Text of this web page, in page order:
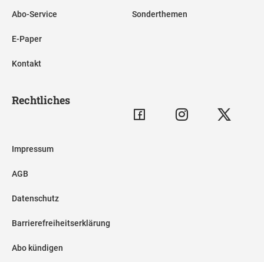
Abo-Service
E-Paper
Kontakt
Sonderthemen
Rechtliches
Impressum
AGB
Datenschutz
Barrierefreiheitserklärung
Abo kündigen